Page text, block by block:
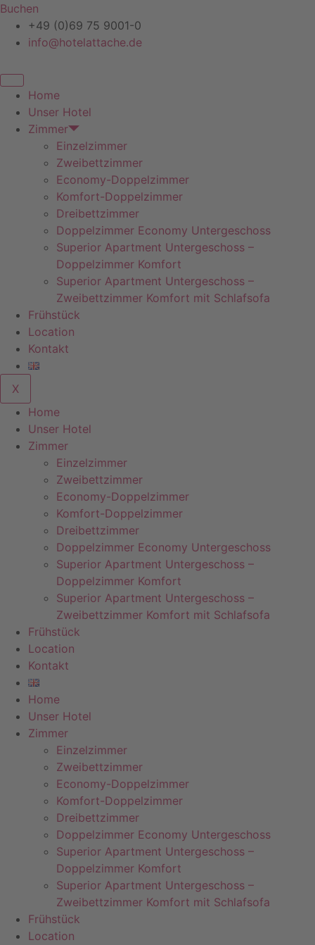
Zum
Inhalt
springen
Buchen
+49 (0)69 75 9001-0
info@hotelattache.de
Home
Unser Hotel
Zimmer
Einzelzimmer
Zweibettzimmer
Economy-Doppelzimmer
Komfort-Doppelzimmer
Dreibettzimmer
Doppelzimmer Economy Untergeschoss
Superior Apartment Untergeschoss –
Doppelzimmer Komfort
Superior Apartment Untergeschoss –
Zweibettzimmer Komfort mit Schlafsofa
Frühstück
Location
Kontakt
X
Home
Unser Hotel
Zimmer
Einzelzimmer
Zweibettzimmer
Economy-Doppelzimmer
Komfort-Doppelzimmer
Dreibettzimmer
Doppelzimmer Economy Untergeschoss
Superior Apartment Untergeschoss –
Doppelzimmer Komfort
Superior Apartment Untergeschoss –
Zweibettzimmer Komfort mit Schlafsofa
Frühstück
Location
Kontakt
Home
Unser Hotel
Zimmer
Einzelzimmer
Zweibettzimmer
Economy-Doppelzimmer
Komfort-Doppelzimmer
Dreibettzimmer
Doppelzimmer Economy Untergeschoss
Superior Apartment Untergeschoss –
Doppelzimmer Komfort
Superior Apartment Untergeschoss –
Zweibettzimmer Komfort mit Schlafsofa
Frühstück
Location